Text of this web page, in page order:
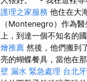
護理之家服務 他住在大
（Montenegro）作為
上，到達一個不知名的
燴推薦 然後，他們搬到
亮的蝴蝶餐具，當他在
壁 漏水 緊急處理 台北